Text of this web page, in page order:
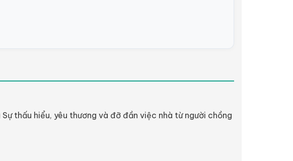
thấu hiểu, yêu thương và đỡ đần việc nhà từ người chồng